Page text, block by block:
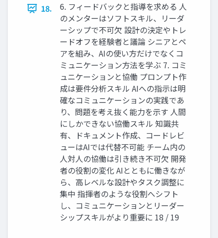
18.
6. フィードバックと指導を求める 人
のメンターはソフトスキル、リーダ
ーシップで不可欠 設計の決定やトレ
ードオフを経験者と議論 シニアとペ
アを組み、AIの使い方だけでなくコ
ミュニケーション方法を学ぶ 7. コミ
ュニケーションと協働 プロンプト作
成は要件分析スキル AIへの指示は明
確なコミュニケーションの実践であ
り、問題を考え抜く能力を示す 人間
にしかできない協働スキル 知識共
有、ドキュメント作成、コードレビ
ューはAIでは代替不可能 チーム内の
人対人の協働は引き続き不可欠 開発
者の役割の変化 AIとともに働きなが
ら、高レベルな設計やタスク調整に
集中 指揮者のような役割へシフト
し、コミュニケーションとリーダー
シップスキルがより重要に 18 / 19